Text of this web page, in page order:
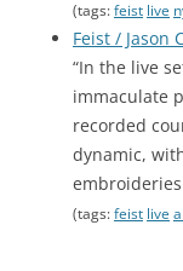
(tags: feist live
Feist / Jason
“In the live
immaculate
recorded
dynamic,
(tags: feist live